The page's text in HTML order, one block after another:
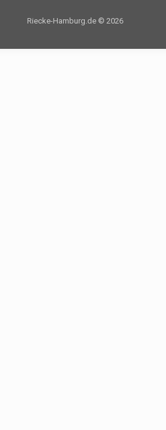
Riecke-Hamburg.de © 2026